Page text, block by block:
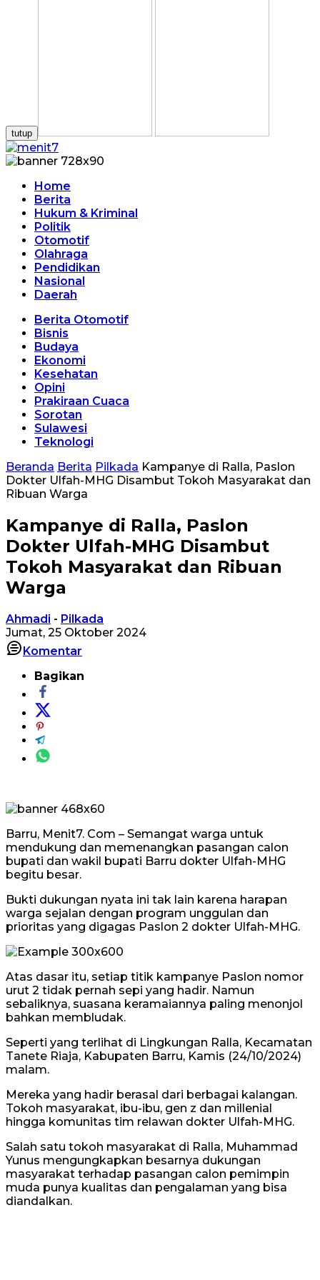
tutup
Home
Berita
Hukum & Kriminal
Politik
Otomotif
Olahraga
Pendidikan
Nasional
Daerah
Berita Otomotif
Bisnis
Budaya
Ekonomi
Kesehatan
Opini
Prakiraan Cuaca
Sorotan
Sulawesi
Teknologi
Beranda Berita Pilkada Kampanye di Ralla, Paslon
Dokter Ulfah-MHG Disambut Tokoh Masyarakat dan
Ribuan Warga
Kampanye di Ralla, Paslon
Dokter Ulfah-MHG Disambut
Tokoh Masyarakat dan Ribuan
Warga
Ahmadi - Pilkada
Jumat, 25 Oktober 2024
Komentar
Bagikan
Barru, Menit7. Com – Semangat warga untuk
mendukung dan memenangkan pasangan calon
bupati dan wakil bupati Barru dokter Ulfah-MHG
begitu besar.
Bukti dukungan nyata ini tak lain karena harapan
warga sejalan dengan program unggulan dan
prioritas yang digagas Paslon 2 dokter Ulfah-MHG.
Atas dasar itu, setiap titik kampanye Paslon nomor
urut 2 tidak pernah sepi yang hadir. Namun
sebaliknya, suasana keramaiannya paling menonjol
bahkan membludak.
Seperti yang terlihat di Lingkungan Ralla, Kecamatan
Tanete Riaja, Kabupaten Barru, Kamis (24/10/2024)
malam.
Mereka yang hadir berasal dari berbagai kalangan.
Tokoh masyarakat, ibu-ibu, gen z dan millenial
hingga komunitas tim relawan dokter Ulfah-MHG.
Salah satu tokoh masyarakat di Ralla, Muhammad
Yunus mengungkapkan besarnya dukungan
masyarakat terhadap pasangan calon pemimpin
muda punya kualitas dan pengalaman yang bisa
diandalkan.